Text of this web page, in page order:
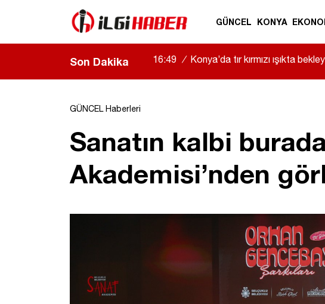
GÜNCEL KONYA
Son Dakika 16:49 / Konya’da tır kırmızı ışıkta
GÜNCEL Haberleri
Sanatın kalbi
Akademisi’nden